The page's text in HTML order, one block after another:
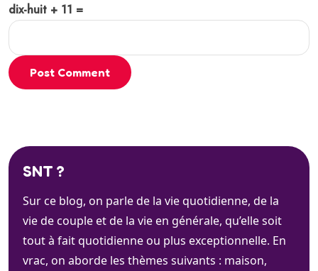
dix-huit + 11 =
Post Comment
SNT ?
Sur ce blog, on parle de la vie quotidienne, de la
vie de couple et de la vie en générale, qu’elle soit
tout à fait quotidienne ou plus exceptionnelle. En
vrac, on aborde les thèmes suivants : maison,